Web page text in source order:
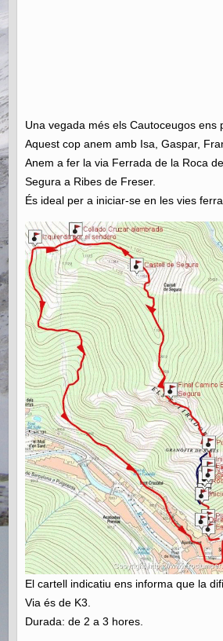
Una vegada més els Cautoceugos ens
Aquest cop anem amb Isa, Gaspar,
Anem a fer la via Ferrada de la Roca
Segura a Ribes de Freser.
És ideal per a iniciar-se en les vies
El cartell indicatiu ens informa que la
Via és de K3.
Durada: de 2 a 3 hores.